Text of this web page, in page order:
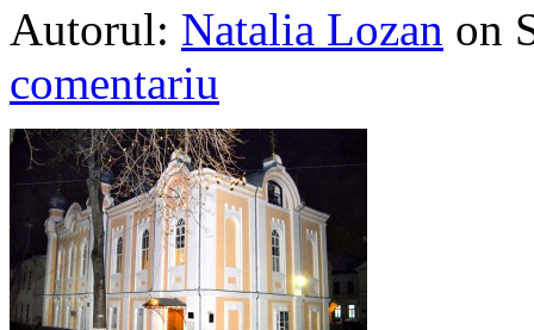
Autorul: Natalia Lozan on
comentariu